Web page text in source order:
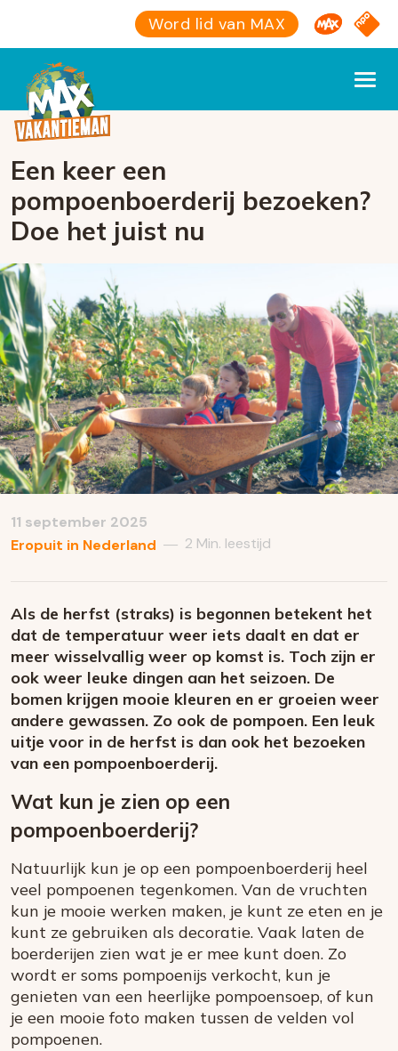
Word lid van MAX Omroep
NPO
Een keer een
pompoenboerderij bezoeken?
Doe het juist nu
11 september 2025
Eropuit in Nederland — 2 Min. leestijd
Als de herfst (straks) is begonnen betekent het
dat de temperatuur weer iets daalt en dat er
meer wisselvallig weer op komst is. Toch zijn er
ook weer leuke dingen aan het seizoen. De
bomen krijgen mooie kleuren en er groeien weer
andere gewassen. Zo ook de pompoen. Een leuk
uitje voor in de herfst is dan ook het bezoeken
van een pompoenboerderij.
Wat kun je zien op een
pompoenboerderij?
Natuurlijk kun je op een pompoenboerderij heel
veel pompoenen tegenkomen. Van de vruchten
kun je mooie werken maken, je kunt ze eten en je
kunt ze gebruiken als decoratie. Vaak laten de
boerderijen zien wat je er mee kunt doen. Zo
wordt er soms pompoenijs verkocht, kun je
genieten van een heerlijke pompoensoep, of kun
je een mooie foto maken tussen de velden vol
pompoenen.